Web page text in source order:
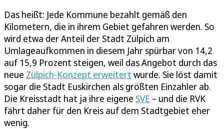
Das heißt: Jede Kommune bezahlt gemäß den
Kilometern, die in ihrem Gebiet gefahren werden. So
wird etwa der Anteil der Stadt Zülpich am
Umlageaufkommen in diesem Jahr spürbar von 14,2
auf 15,9 Prozent steigen, weil das Angebot durch das
neue Zülpich-Konzept erweitert wurde. Sie löst damit
sogar die Stadt Euskirchen als größten Einzahler ab.
Die Kreisstadt hat ja ihre eigene SVE – und die RVK
fährt daher für den Kreis auf dem Stadtgebiet eher
wenig.